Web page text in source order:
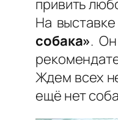
привить
На
собака».
Ждем всех
ещё нет